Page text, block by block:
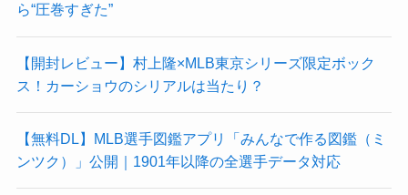
ら“圧巻すぎた”
【開封レビュー】村上隆×MLB東京シリーズ限定ボック
ス！カーショウのシリアルは当たり？
【無料DL】MLB選手図鑑アプリ「みんなで作る図鑑（ミ
ンツク）」公開｜1901年以降の全選手データ対応